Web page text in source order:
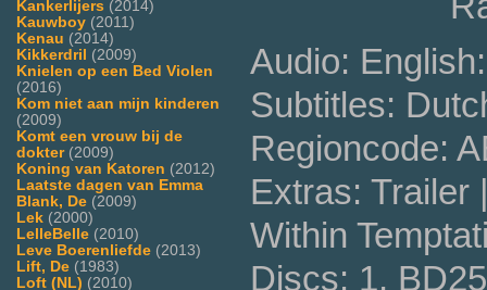
Kankerlijers (2014)
Kauwboy (2011)
Kenau (2014)
Kikkerdril (2009)
Knielen op een Bed Violen
(2016)
Kom niet aan mijn kinderen
(2009)
Komt een vrouw bij de
dokter(2009)
Koning van Katoren (2012)
Laatste dagen van Emma
Blank, De (2009)
Lek (2000)
LelleBelle (2010)
Leve Boerenliefde (2013)
Lift, De (1983)
Loft (NL) (2010)
Audio:
Subtitles:
Regioncode:
Extras: Trailer
Within
Discs: 1, BD25